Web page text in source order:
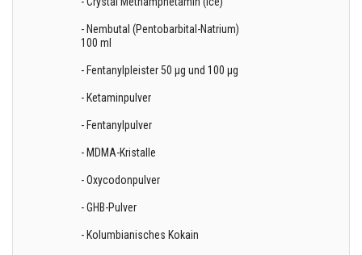
- Nembutal (Pentobarbital-Natrium)
100 ml
- Fentanylpleister 50 µg und 100 µg
- Ketaminpulver
- Fentanylpulver
- MDMA-Kristalle
- Oxycodonpulver
- GHB-Pulver
- Kolumbianisches Kokain